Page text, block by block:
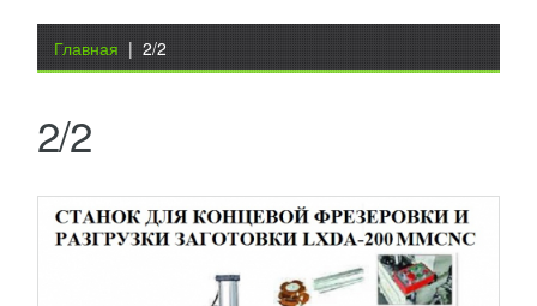
складу
Вы здесь
Главная | 2/2
2/2
ПОДРОБНЕЕ
Добавить в сравнение